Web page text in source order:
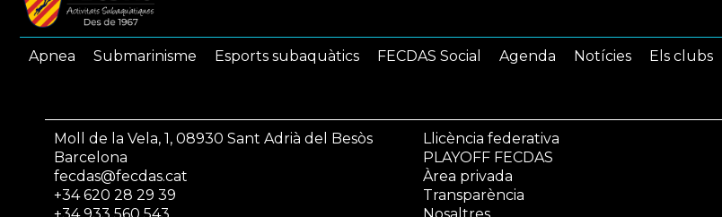
Apnea Submarinisme Esports subaquàtics FECDAS Social Agenda Notícies Els clubs
Moll de la Vela, 1, 08930 Sant Adrià del Besòs
Barcelona
fecdas@fecdas.cat
+34 620 28 29 39
+34 933 560 543
Llicència federativa
PLAYOFF FECDAS
Àrea privada
Transparència
Nosaltres